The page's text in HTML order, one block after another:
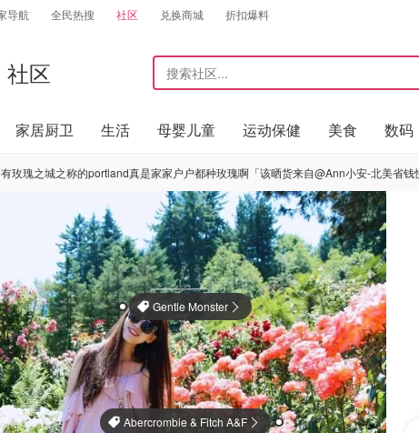
导航 全民热搜 社区 兑换商城 折扣爆料
社区
家居厨卫 生活 母婴儿童 运动保健 美食 数码
瑰之城之称的portland真是家家户户都种玫瑰啊「该晒货来自@Ann小安-北美省钱快报，版权归原
Abercrombie & Fitch A&F
Gentle Monster